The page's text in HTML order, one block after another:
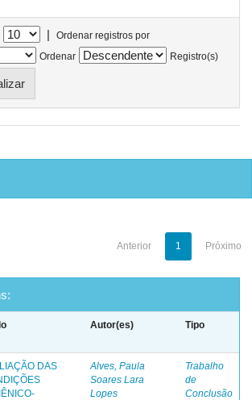
|
Ordenar registros por
Ordenar
Registro(s)
Anterior 1 Próximo
Autor(es) Tipo
DAS
Alves, Paula
Soares Lara
Lopes
Trabalho
de
Conclusão